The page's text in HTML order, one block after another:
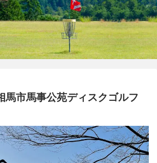
馬市馬事公苑ディスクゴルフ